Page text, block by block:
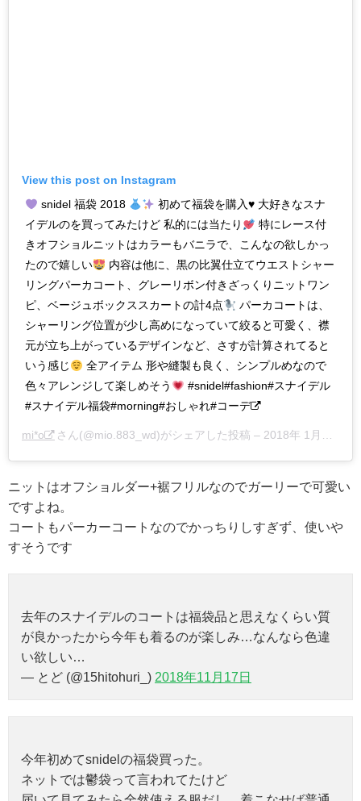
View this post on Instagram
snidel 福袋 2018
初めて福袋を購入♥大好きなスナ
イデルのを買ってみたけど 私的には当たり
特にレース付
きオフショルニットはカラーもバニラで、こんなの欲しかっ
たので嬉しい
内容は他に、黒の比翼仕立てウエストシャー
リングパーカコート、グレーリボン付きざっくりニットワン
ピ、ベージュボックススカートの計4点
パーカコートは、
シャーリング位置が少し高めになっていて絞ると可愛く、襟
元が立ち上がっているデザインなど、さすが計算されてると
いう感じ
全アイテム 形や縫製も良く、シンプルめなので
色々アレンジして楽しめそう
#snidel#fashion#スナイデル
#スナイデル福袋#morning#おしゃれ#コーデ
mi*o さん(@mio.883_wd)がシェアした投稿 – 2018年 1月月3日午後3時47分PST
ニットはオフショルダー+裾フリルなのでガーリーで可愛い
ですよね。
コートもパーカーコートなのでかっちりしすぎず、使いや
すそうです
去年のスナイデルのコートは福袋品と思えなくらい質
が良かったから今年も着るのが楽しみ…なんなら色違
い欲しい…
— とど (@15hitohuri_) 2018年11月17日
今年初めてsnidelの福袋買った。
ネットでは鬱袋って言われてたけど